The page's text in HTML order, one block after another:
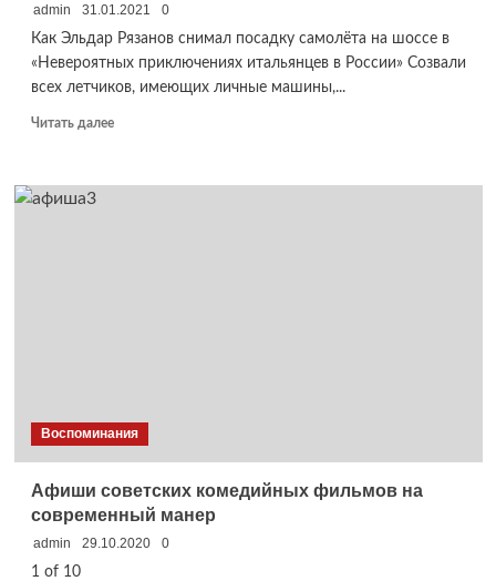
admin 31.01.2021
0
Как Эльдар Рязанов снимал посадку самолёта на шоссе в
«Невероятных приключениях итальянцев в России» Созвали
всех летчиков, имеющих личные машины,...
Читать далееПрочитать
Посадку
Воспоминания
Афиши советских комедийных фильмов на
современный манер
admin 29.10.2020
0
1 of 10